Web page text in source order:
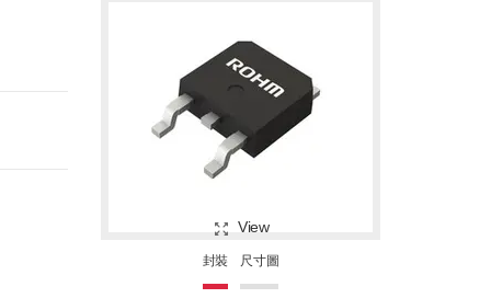
View
封裝 尺寸圖